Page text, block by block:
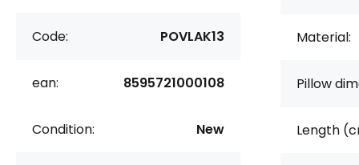
Code: POVLAK13
ean: 8595721000108
Condition: New
Material:
Pillow
Length